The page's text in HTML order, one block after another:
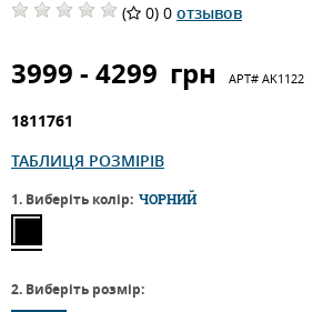
( 0) 0 отзывов
3999 - 4299 грн АРТ# AK1122
1811761
ТАБЛИЦЯ РОЗМІРІВ
1. Виберіть колір: ЧОРНИЙ
2. Виберіть розмір: